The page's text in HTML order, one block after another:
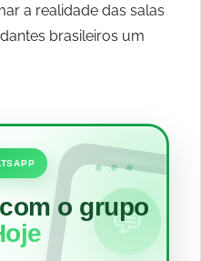
a realidade das salas
brasileiros um
•••
o grupo
💬